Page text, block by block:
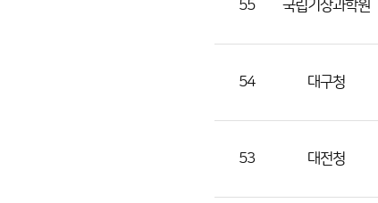
의
를
55 국립기상과학원
54 대구청
53 대전청